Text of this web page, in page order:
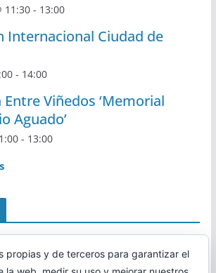
11:30- 13:00
Internacional Ciudad de
- 14:00
Entre Viñedos ‘Memorial
Aguado’
- 13:00
propias y de terceros para garantizar el